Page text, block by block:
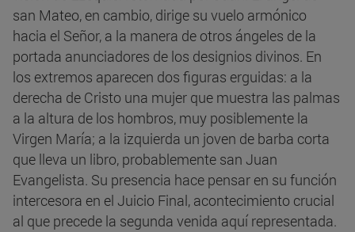
san Mateo, en cambio, dirige su vuelo armónico
hacia el Señor, a la manera de otros ángeles de la
portada anunciadores de los designios divinos. En
los extremos aparecen dos figuras erguidas: a la
derecha de Cristo una mujer que muestra las palmas
a la altura de los hombros, muy posiblemente la
Virgen María; a la izquierda un joven de barba corta
que lleva un libro, probablemente san Juan
Evangelista. Su presencia hace pensar en su función
intercesora en el Juicio Final, acontecimiento crucial
al que precede la segunda venida aquí representada.